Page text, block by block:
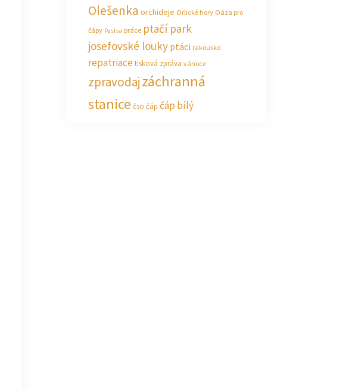
Olešenka orchideje Orlické hory Oáza pro
čápy Pastva práce ptačí park
josefovské louky ptáci rakousko
repatriacetisková zpráva vánoce
zpravodajzáchranná
stanice čso čáp čáp bílý